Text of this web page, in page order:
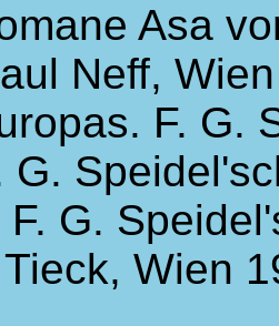
Asa
Neff,
F. G.
G.
F. G.
Wien